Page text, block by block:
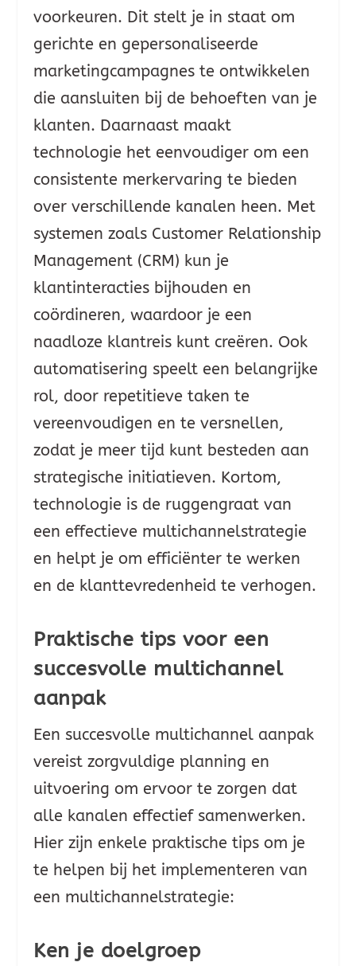
voorkeuren. Dit stelt je in staat om
gerichte en gepersonaliseerde
marketingcampagnes te ontwikkelen
die aansluiten bij de behoeften van je
klanten. Daarnaast maakt
technologie het eenvoudiger om een
consistente merkervaring te bieden
over verschillende kanalen heen. Met
systemen zoals Customer Relationship
Management (CRM) kun je
klantinteracties bijhouden en
coördineren, waardoor je een
naadloze klantreis kunt creëren. Ook
automatisering speelt een belangrijke
rol, door repetitieve taken te
vereenvoudigen en te versnellen,
zodat je meer tijd kunt besteden aan
strategische initiatieven. Kortom,
technologie is de ruggengraat van
een effectieve multichannelstrategie
en helpt je om efficiënter te werken
en de klanttevredenheid te verhogen.
Praktische tips voor een
succesvolle multichannel
aanpak
Een succesvolle multichannel aanpak
vereist zorgvuldige planning en
uitvoering om ervoor te zorgen dat
alle kanalen effectief samenwerken.
Hier zijn enkele praktische tips om je
te helpen bij het implementeren van
een multichannelstrategie:
Ken je doelgroep